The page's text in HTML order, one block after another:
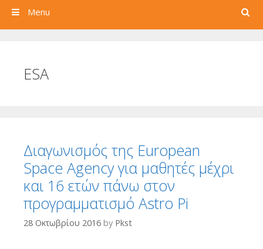
Search
Menu
ESA
Διαγωνισμός της European
Space Agency για μαθητές μέχρι
και 16 ετών πάνω στον
προγραμματισμό Astro Pi
28 Οκτωβρίου 2016 by Pkst